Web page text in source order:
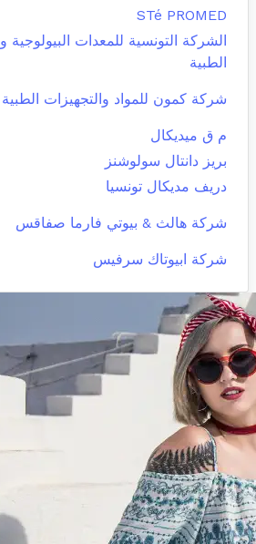
STé PROMED
الشركة التونسية للمعدات البيولوجية و
الطبية
شركة كمون للمواد والتجهيزات الطبية
م ق ميديكال
بريز دانتال سولوشنز
دريف مديكال تونسيا
شركة هالث & بيوتي فارما صفاقس
شركة ابيوتاك سرفيس